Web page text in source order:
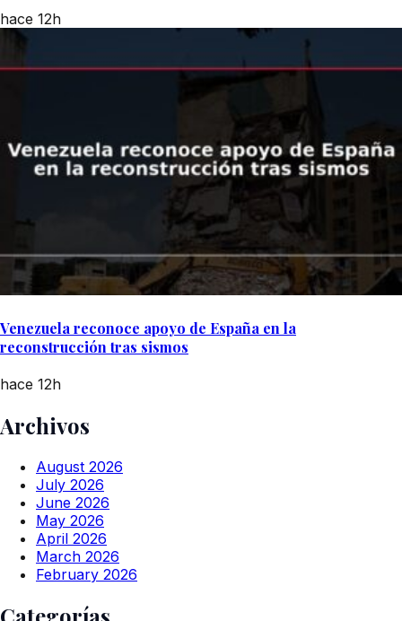
hace 12h
Venezuela reconoce apoyo de España en la
reconstrucción tras sismos
hace 12h
Archivos
August 2026
July 2026
June 2026
May 2026
April 2026
March 2026
February 2026